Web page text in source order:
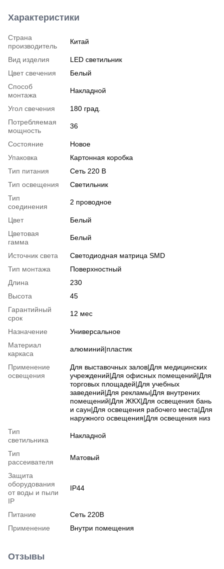
Характеристики
Страна
производитель
Китай
Вид изделия
LED светильник
Цвет свечения
Белый
Способ
монтажа
Накладной
Угол свечения
180 град.
Потребляемая
мощность
36
Состояние
Новое
Упаковка
Картонная коробка
Тип питания
Сеть 220 В
Тип освещения
Светильник
Тип
соединения
2 проводное
Цвет
Белый
Цветовая
гамма
Белый
Источник света
Светодиодная матрица SMD
Тип монтажа
Поверхностный
Длина
230
Высота
45
Гарантийный
срок
12 мес
Назначение
Универсальное
Материал
каркаса
алюминий|пластик
Применение
освещения
Для выставочных залов|Для медицинских
учреждений|Для офисных помещений|Для
торговых площадей|Для учебных
заведений|Для рекламы|Для внутрених
помещений|Для ЖКХ|Для освещения бань
и саун|Для освещения рабочего места|Для
наружного освещения|Для освещения низ
Тип
светильника
Накладной
Тип
рассеивателя
Матовый
Защита
оборудования
от воды и пыли
IP
IP44
Питание
Сеть 220В
Применение
Внутри помещения
Отзывы